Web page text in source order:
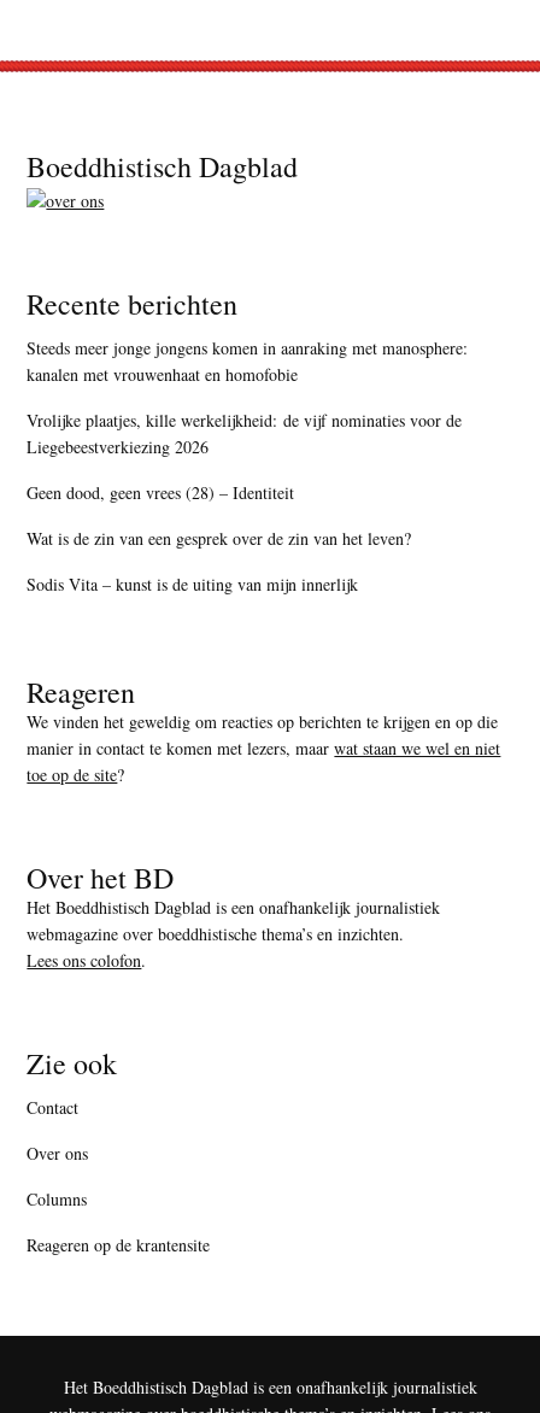
Footer
Boeddhistisch Dagblad
Recente berichten
Steeds meer jonge jongens komen in aanraking met manosphere:
kanalen met vrouwenhaat en homofobie
Vrolijke plaatjes, kille werkelijkheid: de vijf nominaties voor de
Liegebeestverkiezing 2026
Geen dood, geen vrees (28) – Identiteit
Wat is de zin van een gesprek over de zin van het leven?
Sodis Vita – kunst is de uiting van mijn innerlijk
Reageren
We vinden het geweldig om reacties op berichten te krijgen en op die
manier in contact te komen met lezers, maarwat staan we wel en niet
toe op de site?
Over het BD
Het Boeddhistisch Dagblad is een onafhankelijk journalistiek
webmagazine over boeddhistische thema’s en inzichten.
Lees ons colofon.
Zie ook
Contact
Over ons
Columns
Reageren op de krantensite
Het Boeddhistisch Dagblad is een onafhankelijk journalistiek